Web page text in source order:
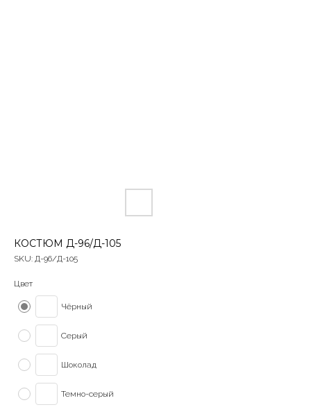
КОСТЮМ Д-96/Д-105
SKU: Д-96/Д-105
Цвет
Чёрный
Серый
Шоколад
Темно-серый